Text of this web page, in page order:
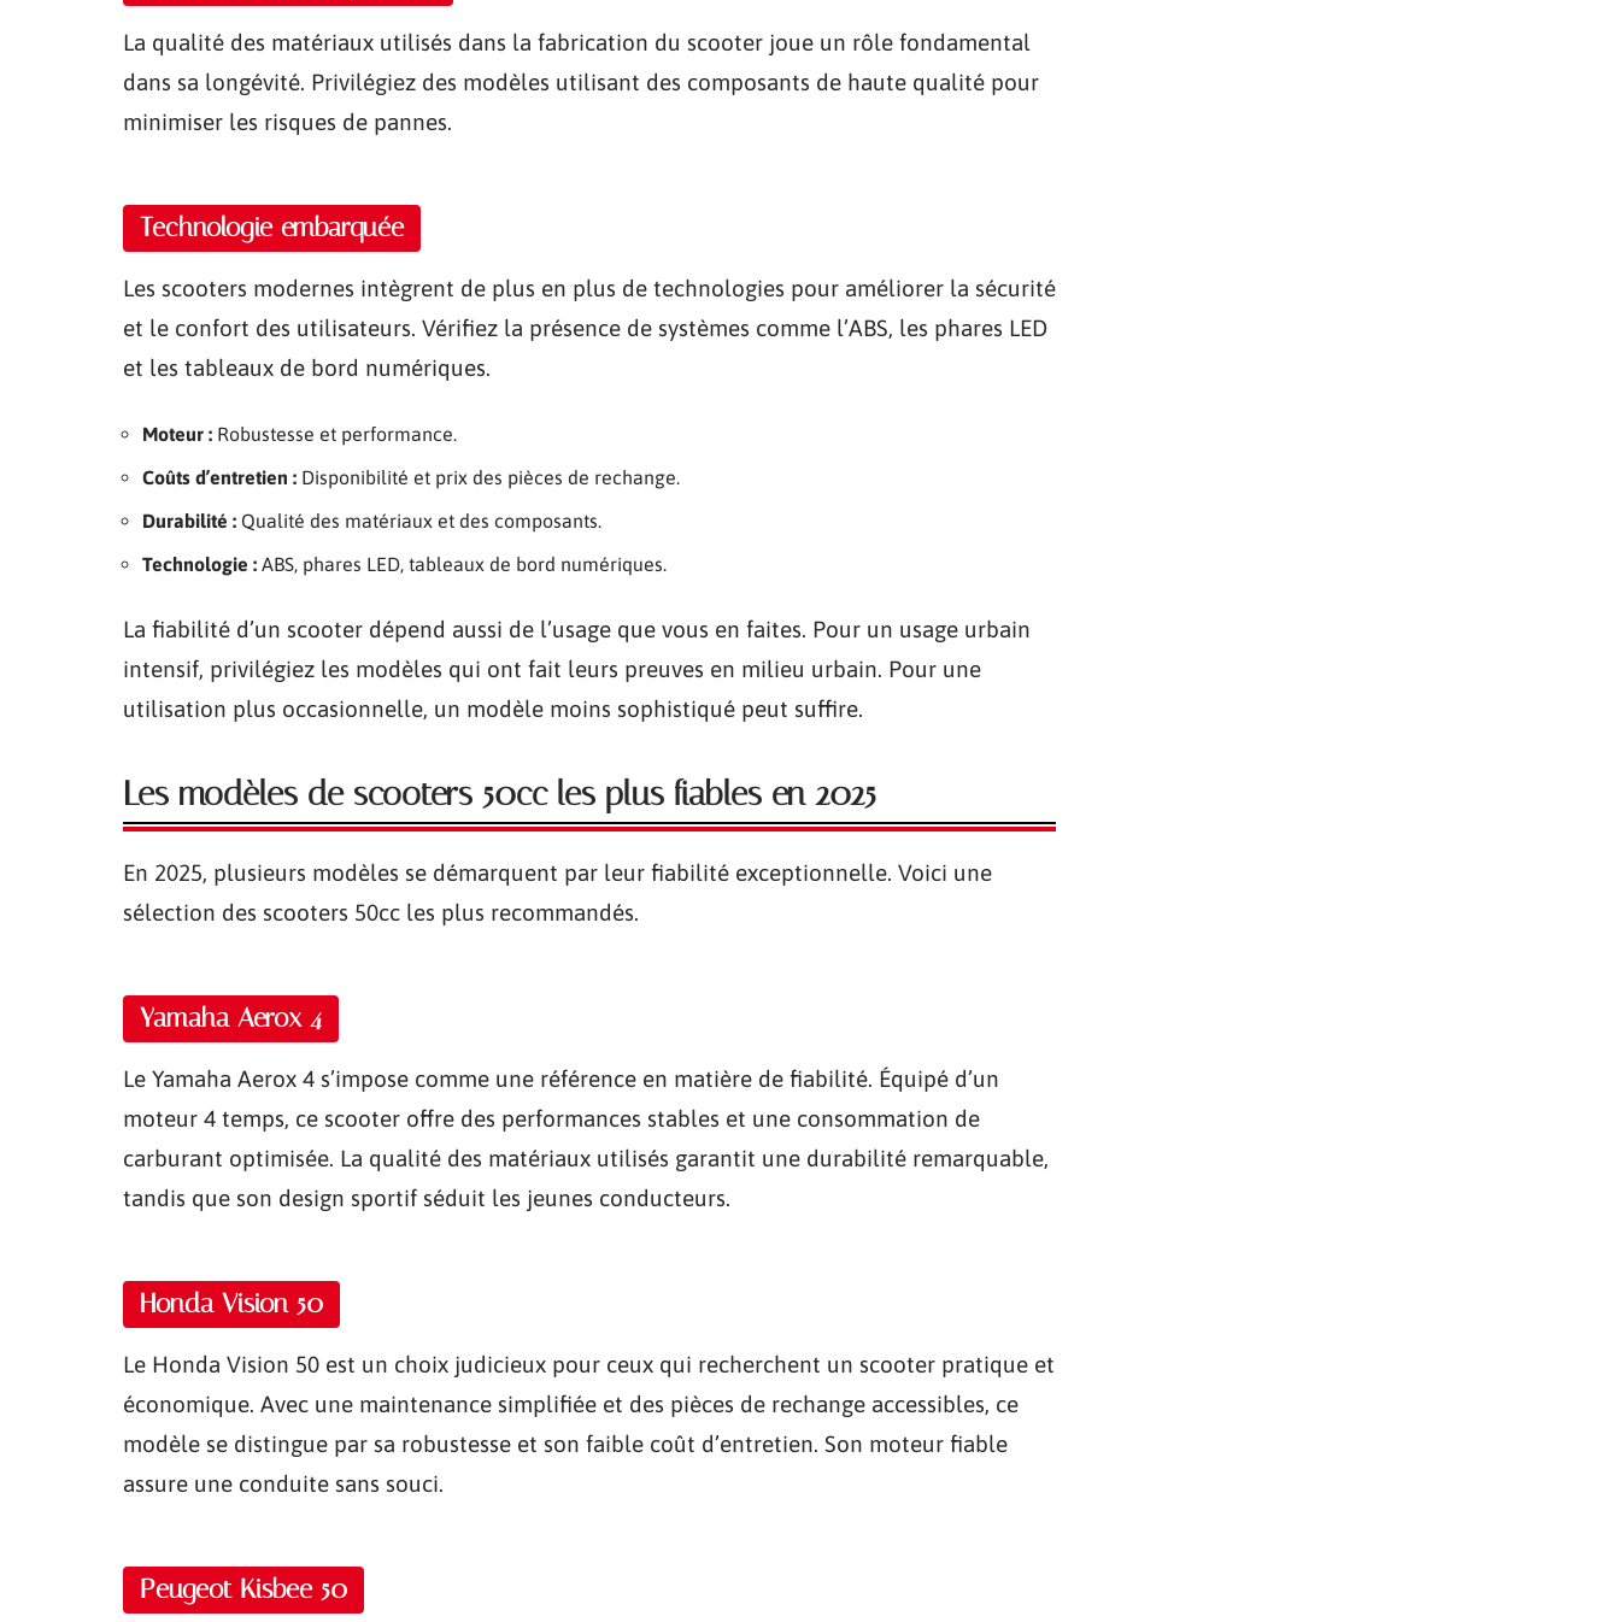
La qualité des matériaux utilisés dans la fabrication du scooter joue un rôle fondamental
dans sa longévité. Privilégiez des modèles utilisant des composants de haute qualité pour
minimiser les risques de pannes.
Technologie embarquée
Les scooters modernes intègrent de plus en plus de technologies pour améliorer la sécurité
et le confort des utilisateurs. Vérifiez la présence de systèmes comme l’ABS, les phares LED
et les tableaux de bord numériques.
Moteur : Robustesse et performance.
Coûts d’entretien : Disponibilité et prix des pièces de rechange.
Durabilité : Qualité des matériaux et des composants.
Technologie : ABS, phares LED, tableaux de bord numériques.
La fiabilité d’un scooter dépend aussi de l’usage que vous en faites. Pour un usage urbain
intensif, privilégiez les modèles qui ont fait leurs preuves en milieu urbain. Pour une
utilisation plus occasionnelle, un modèle moins sophistiqué peut suffire.
Les modèles de scooters 50cc les plus fiables en 2025
En 2025, plusieurs modèles se démarquent par leur fiabilité exceptionnelle. Voici une
sélection des scooters 50cc les plus recommandés.
Yamaha Aerox 4
Le Yamaha Aerox 4 s’impose comme une référence en matière de fiabilité. Équipé d’un
moteur 4 temps, ce scooter offre des performances stables et une consommation de
carburant optimisée. La qualité des matériaux utilisés garantit une durabilité remarquable,
tandis que son design sportif séduit les jeunes conducteurs.
Honda Vision 50
Le Honda Vision 50 est un choix judicieux pour ceux qui recherchent un scooter pratique et
économique. Avec une maintenance simplifiée et des pièces de rechange accessibles, ce
modèle se distingue par sa robustesse et son faible coût d’entretien. Son moteur fiable
assure une conduite sans souci.
Peugeot Kisbee 50